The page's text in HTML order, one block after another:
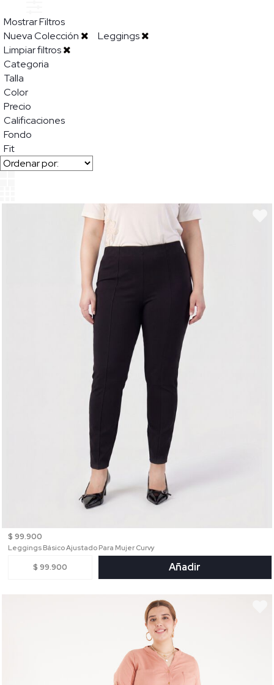
Mostrar Filtros
Nueva Colección
Leggings
Limpiar filtros
Categoria
Talla
Color
Precio
Calificaciones
Fondo
Fit
$ 99.900
Leggings Básico Ajustado Para Mujer Curvy
$ 99.900 Añadir